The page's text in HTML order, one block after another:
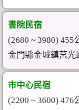
書院民宿
(2680 ~ 3980) 455
金門縣金城鎮莒光
市中心民宿
(2200 ~ 3600) 476